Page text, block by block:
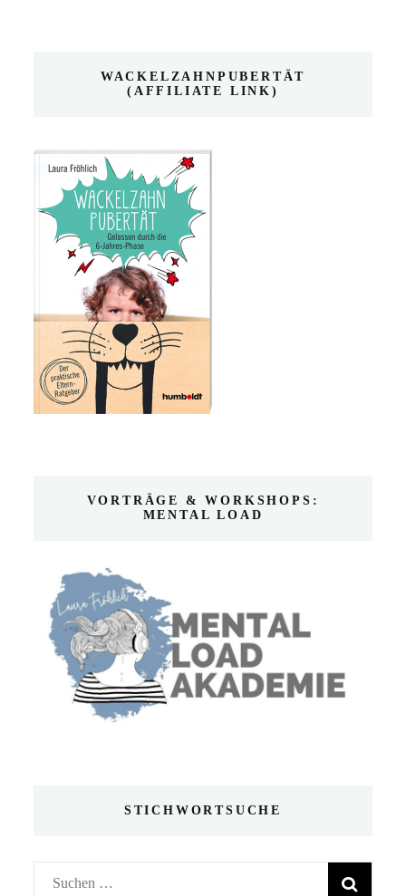
WACKELZAHNPUBERTÄT
(AFFILIATE LINK)
VORTRÄGE & WORKSHOPS:
MENTAL LOAD
STICHWORTSUCHE
Suchen